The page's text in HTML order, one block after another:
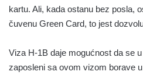
kartu. Ali, kada ostanu bez posla,
čuvenu Green Card, to jest
Viza H-1B daje mogućnost da se
zaposleni sa ovom vizom borave